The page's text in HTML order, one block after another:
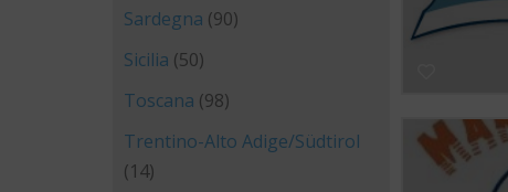
Sardegna (90)
Sicilia (50)
Toscana (98)
Trentino-Alto Adige/Südtirol
(14)